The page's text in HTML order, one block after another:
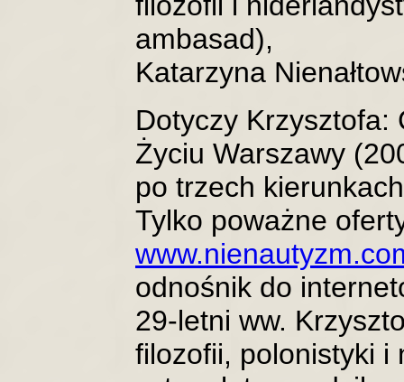
ambasad),
Katarzyna
Dotyczy Krzysztofa:
Życiu Warszawy
po trzech
Tylko poważne
odnośnik do
29-letni ww.
filozofii, polonistyki i